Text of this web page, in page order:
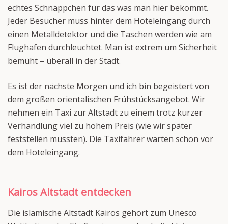
echtes Schnäppchen für das was man hier bekommt.
Jeder Besucher muss hinter dem Hoteleingang durch
einen Metalldetektor und die Taschen werden wie am
Flughafen durchleuchtet. Man ist extrem um Sicherheit
bemüht – überall in der Stadt.
Es ist der nächste Morgen und ich bin begeistert von
dem großen orientalischen Frühstücksangebot. Wir
nehmen ein Taxi zur Altstadt zu einem trotz kurzer
Verhandlung viel zu hohem Preis (wie wir später
feststellen mussten). Die Taxifahrer warten schon vor
dem Hoteleingang.
Kairos Altstadt entdecken
Die islamische Altstadt Kairos gehört zum Unesco